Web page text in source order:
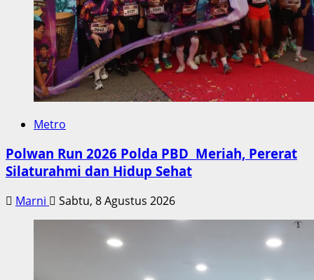
Metro
Polwan Run 2026 Polda PBD Meriah, Pererat
Silaturahmi dan Hidup Sehat
Marni Sabtu, 8 Agustus 2026